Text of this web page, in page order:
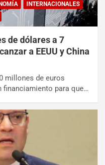
INTERNACIONALES
de dólares a 7
a EEUU y China
millones de euros
financiamiento para que…